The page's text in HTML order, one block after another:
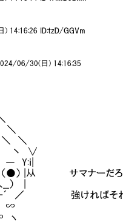
14:16:26 ID:tzD/GGVm
06/30(日) 14:16:35
＼
∨
|
マナーだろうが
|
ればそれで良く